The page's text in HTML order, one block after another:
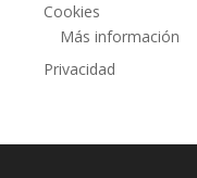
Cookies
Más información
Privacidad